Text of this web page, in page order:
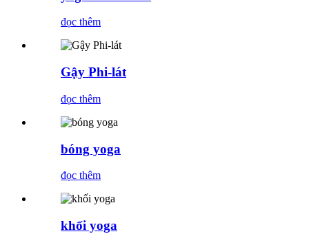
đọc thêm
Gậy Phi-lát
đọc thêm
bóng yoga
đọc thêm
khối yoga